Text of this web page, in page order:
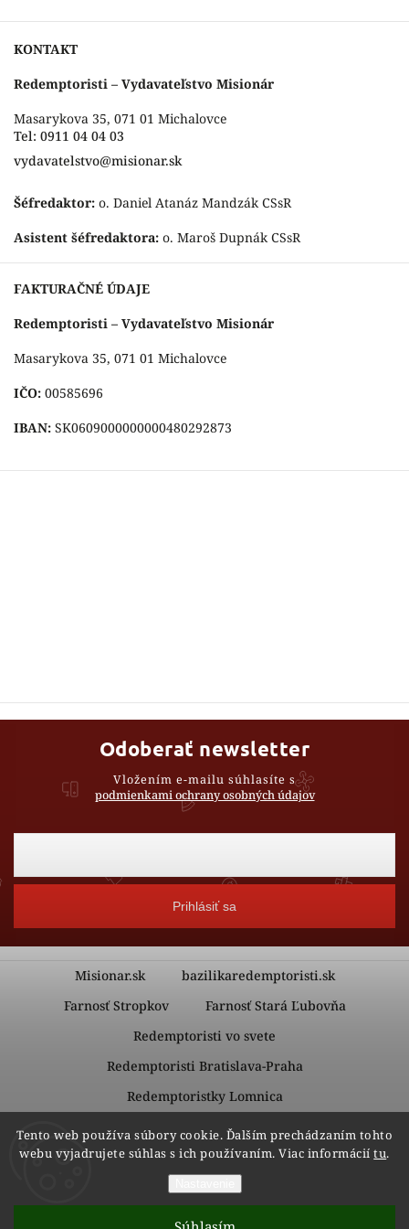
Tento web používa súbory cookie. Ďalším prechádzaním tohto
webu vyjadrujete súhlas s ich používaním. Viac informáciítu.
KONTAKT
Redemptoristi – Vydavateľstvo Misionár
Masarykova 35, 071 01 Michalovce
Tel: 0911 04 04 03
vydavatelstvo@misionar.sk
Šéfredaktor: o. Daniel Atanáz Mandzák CSsR
Asistent šéfredaktora: o. Maroš Dupnák CSsR
FAKTURAČNÉ ÚDAJE
Redemptoristi – Vydavateľstvo Misionár
Masarykova 35, 071 01 Michalovce
IČO: 00585696
IBAN: SK0609000000000480292873
Odoberať newsletter
Vložením e-mailu súhlasíte s
podmienkami ochrany osobných údajov
Prihlásiť sa
Misionar.sk
bazilikaredemptoristi.sk
Farnosť Stropkov
Farnosť Stará Ľubovňa
Redemptoristi vo svete
Redemptoristi Bratislava-Praha
Redemptoristky Lomnica
Redemptoristky Kežmarok
Redemptoristi – Vydavateľstvo Misionár
Všetky práva vyhradené.